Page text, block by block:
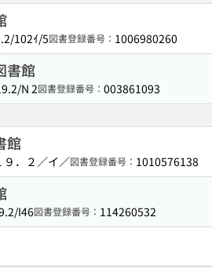
102ｲ/5図書登録番号： 1006980260
書館
N 2図書登録番号： 003861093
館
９．２／イ／図書登録番号： 1010576138
I46図書登録番号： 114260532